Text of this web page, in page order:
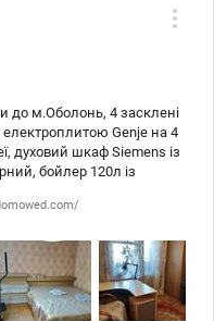
до м.Оболонь, 4 засклені
Genje на 4
духовий шкаф Siemens із
бойлер 120л із
і безкоштовна,
озеро Йорданське із